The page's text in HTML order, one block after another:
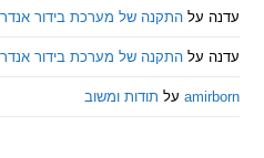
התקנה של מערכת בידור אנדרויד ברכב
התקנה של מערכת בידור אנדרויד ברכב
עלתודות ומשוב